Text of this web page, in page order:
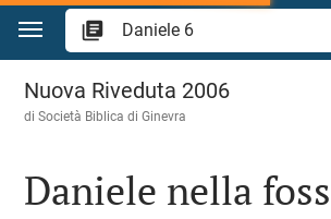
Vai al contenuto
Daniele 6
Nuova Riveduta 2006
di Società Biblica di Ginevra
Daniele nella